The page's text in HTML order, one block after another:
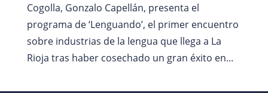
Cogolla, Gonzalo Capellán, presenta el
programa de ‘Lenguando’, el primer encuentro
sobre industrias de la lengua que llega a La
Rioja tras haber cosechado un gran éxito en...